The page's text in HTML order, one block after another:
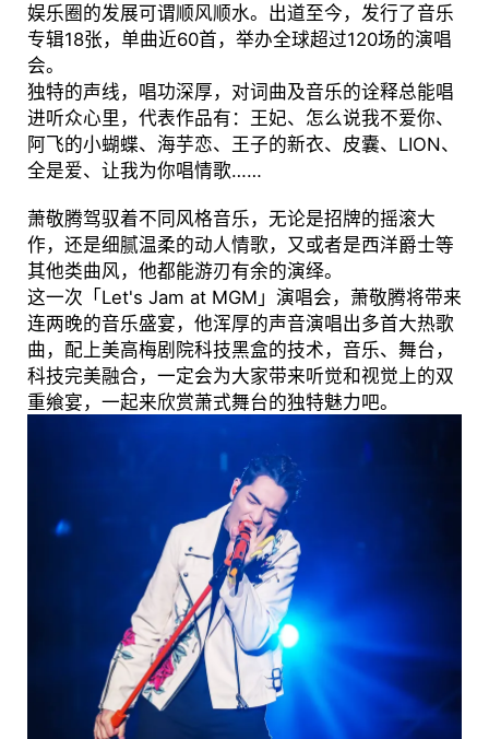
娱乐圈的发展可谓顺风顺水。出道至今，发行了音乐
专辑18张，单曲近60首，举办全球超过120场的演唱
会。
独特的声线，唱功深厚，对词曲及音乐的诠释总能唱
进听众心里，代表作品有：王妃、怎么说我不爱你、
阿飞的小蝴蝶、海芋恋、王子的新衣、皮囊、LION、
全是爱、让我为你唱情歌……
萧敬腾驾驭着不同风格音乐，无论是招牌的摇滚大
作，还是细腻温柔的动人情歌，又或者是西洋爵士等
其他类曲风，他都能游刃有余的演绎。
这一次「Let's Jam at MGM」演唱会，萧敬腾将带来
连两晚的音乐盛宴，他浑厚的声音演唱出多首大热歌
曲，配上美高梅剧院科技黑盒的技术，音乐、舞台，
科技完美融合，一定会为大家带来听觉和视觉上的双
重飨宴，一起来欣赏萧式舞台的独特魅力吧。